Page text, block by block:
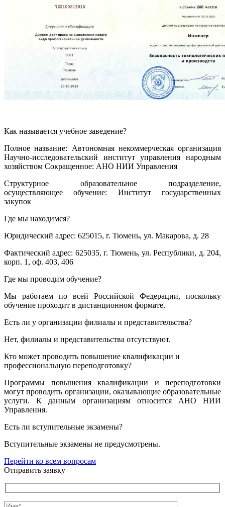
Как называется учебное заведение?
Полное название: Автономная некоммерческая организация
Научно-исследовательский институт управления народным
хозяйством Сокращенное: АНО НИИ Управления
Структурное образовательное подразделение,
осуществляющее обучение: Институт государственных
закупок
Где мы находимся?
Юридический адрес: 625015, г. Тюмень, ул. Макарова, д. 28
Фактический адрес: 625035, г. Тюмень, ул. Республики, д. 204,
корп. 1, оф. 403, 406
Где мы проводим обучение?
Мы работаем по всей Российской Федерации, поскольку
обучение проходит в дистанционном формате.
Есть ли у организации филиалы и представительства?
Нет, филиалы и представительства отсутствуют.
Кто может проводить повышение квалификации и
профессиональную переподготовку?
Программы повышения квалификации и переподготовки
могут проводить организации, оказывающие образовательные
услуги. К данным организациям относится АНО НИИ
Управления.
Есть ли вступительные экзамены?
Вступительные экзамены не предусмотрены.
Перейти ко всем вопросам
Отправить заявку